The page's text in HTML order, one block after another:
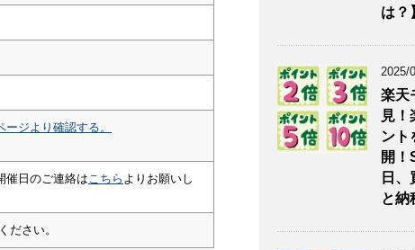
ジより確認する。
日のご連絡は こちら よりお願いし
ださい。
は？
2025/
楽天
見！
ント
開！
日
と納